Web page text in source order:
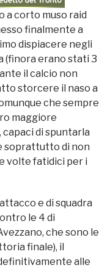
a corto muso raid
finalmente a
dispiacere negli
(finora erano stati 3
il calcio non
storcere il naso a
che sempre
maggiore
di spuntarla
soprattutto di non
volte fatidici per i
e di squadra
le 4 di
che sono le
finale), il
alle